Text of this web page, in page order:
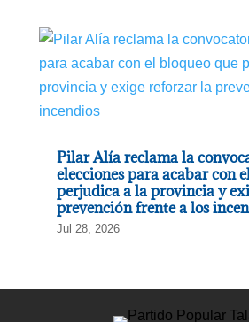
Pilar Alía reclama la
elecciones para acabar con
perjudica a la provincia y
prevención frente a los
Jul 28, 2026